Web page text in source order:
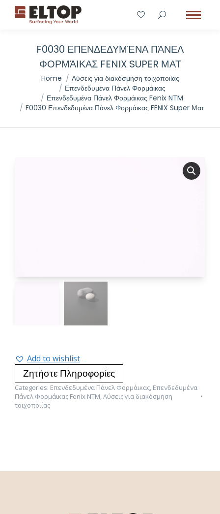
F0030 ΕΠΕΝΔΕΔΥΜΈΝΑ ΠΆΝΕΛ
ΦΟΡΜΆΙΚΑΣ FENIX SUPER ΜΑΤ
You are here:
Home
Λύσεις για διακόσμηση τοιχοποιίας
Επενδεδυμένα Πάνελ Φορμάικας
Επενδεδυμένα Πάνελ Φορμάικας Fenix NTM
F0030 Επενδεδυμένα Πάνελ Φορμάικας FENIX Super Ματ
Add to wishlist
Ζητήστε Πληροφορίες
Categories: Επενδεδυμένα Πάνελ Φορμάικας, Επενδεδυμένα
Πάνελ Φορμάικας Fenix NTM,Λύσεις για διακόσμηση
τοιχοποιίας